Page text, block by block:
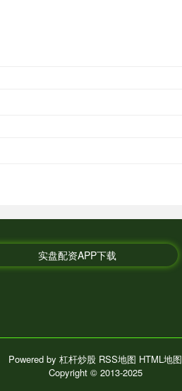
实盘配资APP下载
Powered by 杠杆炒股 RSS地图 HTML地图
Copyright © 2013-2025